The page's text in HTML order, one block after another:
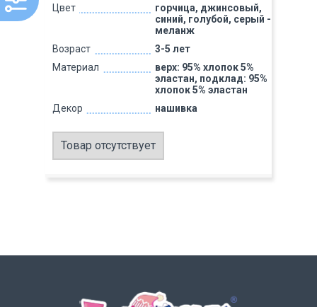
Цвет
горчица, джинсовый,
синий, голубой, серый -
меланж
Возраст
3-5 лет
Материал
верх: 95% хлопок 5%
эластан, подклад: 95%
хлопок 5% эластан
Декор
нашивка
Товар отсутствует